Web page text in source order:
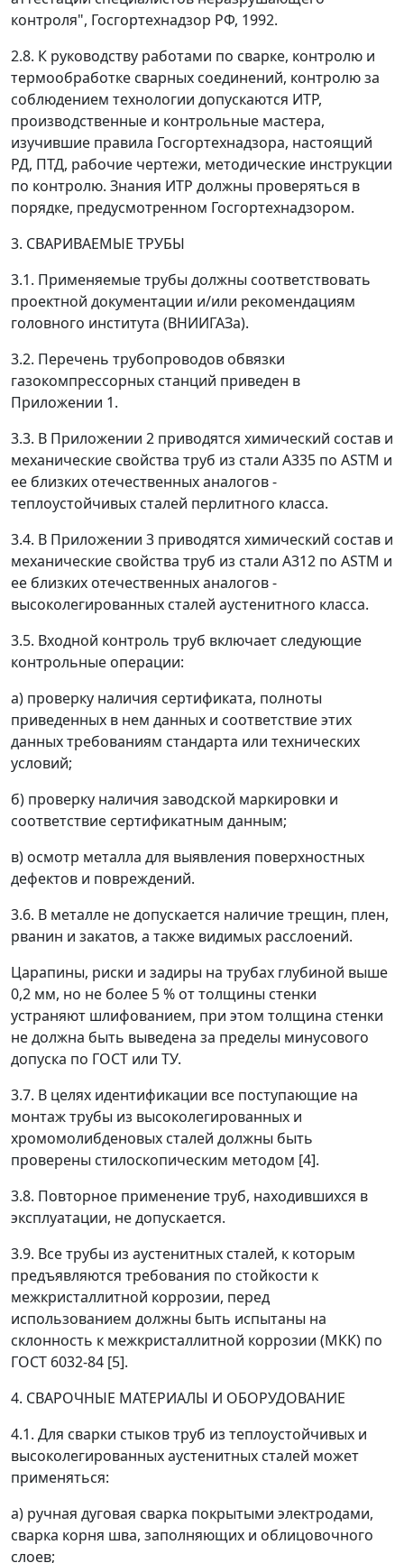
контроля", Госгортехнадзор РФ, 1992.
2.8. К руководству работами по сварке, контролю и
термообработке сварных соединений, контролю за
соблюдением технологии допускаются ИТР,
производственные и контрольные мастера,
изучившие правила Госгортехнадзора, настоящий
РД, ПТД, рабочие чертежи, методические инструкции
по контролю. Знания ИТР должны проверяться в
порядке, предусмотренном Госгортехнадзором.
3. СВАРИВАЕМЫЕ ТРУБЫ
3.1. Применяемые трубы должны соответствовать
проектной документации и/или рекомендациям
головного института (ВНИИГАЗа).
3.2. Перечень трубопроводов обвязки
газокомпрессорных станций приведен в
Приложении 1.
3.3. В Приложении 2 приводятся химический состав и
механические свойства труб из стали А335 по АSТМ и
ее близких отечественных аналогов -
теплоустойчивых сталей перлитного класса.
3.4. В Приложении 3 приводятся химический состав и
механические свойства труб из стали А312 по АSТМ и
ее близких отечественных аналогов -
высоколегированных сталей аустенитного класса.
3.5. Входной контроль труб включает следующие
контрольные операции:
а) проверку наличия сертификата, полноты
приведенных в нем данных и соответствие этих
данных требованиям стандарта или технических
условий;
б) проверку наличия заводской маркировки и
соответствие сертификатным данным;
в) осмотр металла для выявления поверхностных
дефектов и повреждений.
3.6. В металле не допускается наличие трещин, плен,
рванин и закатов, а также видимых расслоений.
Царапины, риски и задиры на трубах глубиной выше
0,2 мм, но не более 5 % от толщины стенки
устраняют шлифованием, при этом толщина стенки
не должна быть выведена за пределы минусового
допуска по ГОСТ или ТУ.
3.7. В целях идентификации все поступающие на
монтаж трубы из высоколегированных и
хромомолибденовых сталей должны быть
проверены стилоскопическим методом [4].
3.8. Повторное применение труб, находившихся в
эксплуатации, не допускается.
3.9. Все трубы из аустенитных сталей, к которым
предъявляются требования по стойкости к
межкристаллитной коррозии, перед
использованием должны быть испытаны на
склонность к межкристаллитной коррозии (МКК) по
ГОСТ 6032-84 [5].
4. СВАРОЧНЫЕ МАТЕРИАЛЫ И ОБОРУДОВАНИЕ
4.1. Для сварки стыков труб из теплоустойчивых и
высоколегированных аустенитных сталей может
применяться:
а) ручная дуговая сварка покрытыми электродами,
сварка корня шва, заполняющих и облицовочного
слоев;